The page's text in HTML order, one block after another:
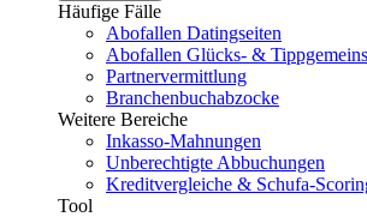
Häufige Fälle
Abofallen Datingseiten
Abofallen Glücks- &
Partnervermittlung
Branchenbuchabzocke
Weitere Bereiche
Inkasso-Mahnungen
Unberechtigte Abbuchungen
Kreditvergleiche & Schufa-
Tool